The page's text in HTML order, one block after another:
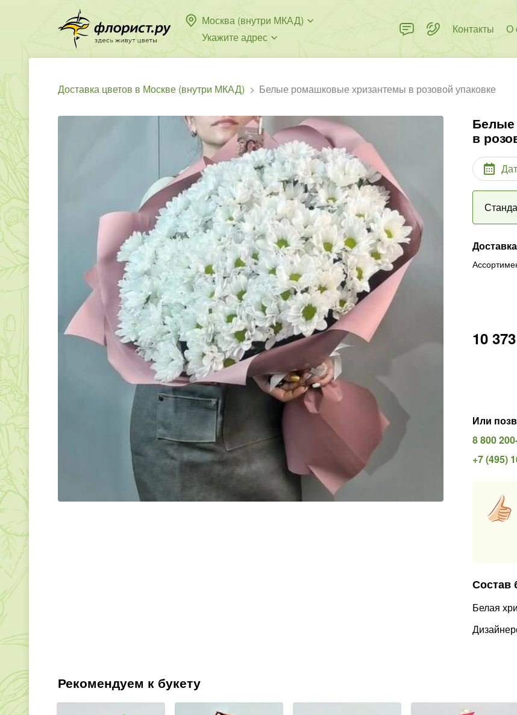
Москва (внутри МКАД)
Укажите адрес
Контакты О
Доставка цветов в Москве (внутри МКАД) Белые ромашковые хризантемы в розовой упаковке
в
10 373
Или
8 800
+7 (495)
Состав
Белая
Рекомендуем к букету